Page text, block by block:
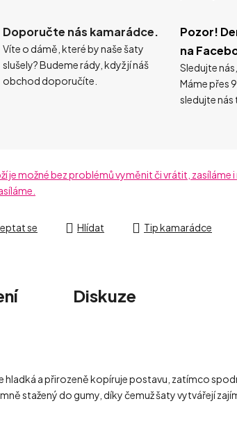
Doporučte nás kamarádce.
Víte o dámě, které by naše šaty
slušely? Budeme rády, když jí náš
obchod doporučíte.
Pozor!
na
Sledujte
Máme přes
sledujte nás
je možné bez problémů vyměnit či vrátit, zasíláme
se Hlídat Tip kamarádce
Diskuze
a přirozeně kopíruje postavu, zatímco
stažený do gumy, díky čemuž šaty vytvářejí